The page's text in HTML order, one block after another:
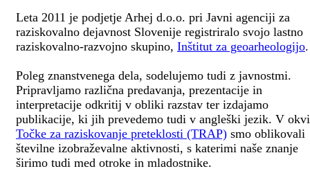
Leta 2011 je podjetje Arhej d.o.o. pri Javni agenciji za
raziskovalno dejavnost Slovenije registriralo svojo lastno
raziskovalno-razvojno skupino, Inštitut za geoarheologijo.
Poleg znanstvenega dela, sodelujemo tudi z javnostmi.
Pripravljamo različna predavanja, prezentacije in
interpretacije odkritij v obliki razstav ter izdajamo
publikacije, ki jih prevedemo tudi v angleški jezik. V
Točke za raziskovanje preteklosti (TRAP) smo oblikovali
številne izobraževalne aktivnosti, s katerimi naše znanje
širimo tudi med otroke in mladostnike.